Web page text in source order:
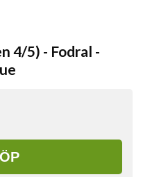
4/5) - Fodral -